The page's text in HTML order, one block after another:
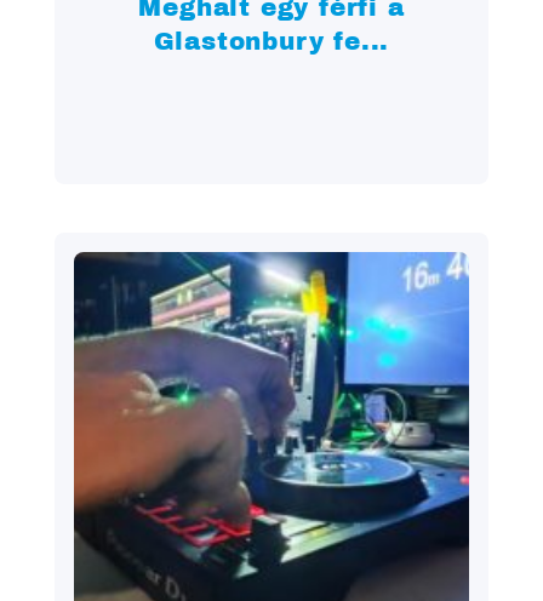
Meghalt egy férfi a
Glastonbury fe...